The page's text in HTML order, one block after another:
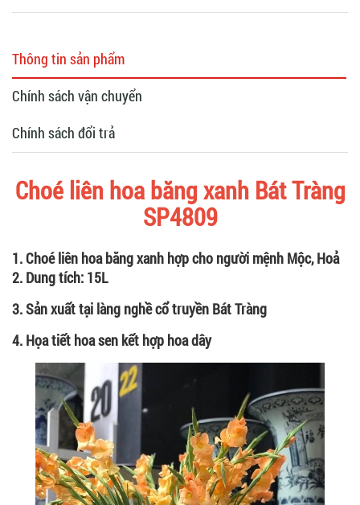
Thông tin sản phẩm
Chính sách vận chuyển
Chính sách đổi trả
Choé liên hoa băng xanh Bát Tràng
SP4809
1. Choé liên hoa băng xanh hợp cho người mệnh Mộc, Hoả
2. Dung tích: 15L
3. Sản xuất tại làng nghề cổ truyền Bát Tràng
4. Họa tiết hoa sen kết hợp hoa dây